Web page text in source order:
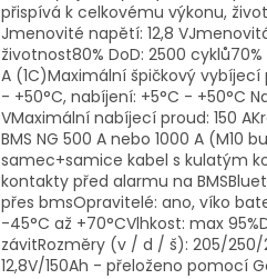
přispívá k celkovému výkonu,
Jmenovité napětí: 12,8
životnost80% DoD: 2500
A (1C)Maximální špičkový
- +50°C, nabíjení: +5°C - +50°C
VMaximální nabíjecí proud: 150
BMS NG 500 A nebo 1000 A
samec+samice kabel s kulatým
kontakty před alarmu na
přes bmsOpravitelé: ano, víko
-45°C až +70°CVlhkost: max
závitRozměry (v / d / š): 205/250/
12,8V/150Ah - přeloženo pomocí